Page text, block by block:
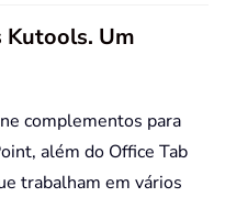
Kutools. Um
complementos para
além do Office Tab
trabalham em vários